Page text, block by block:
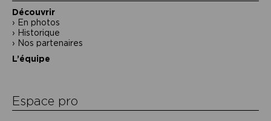
Découvrir
En photos
Historique
Nos partenaires
L’équipe
Espace pro